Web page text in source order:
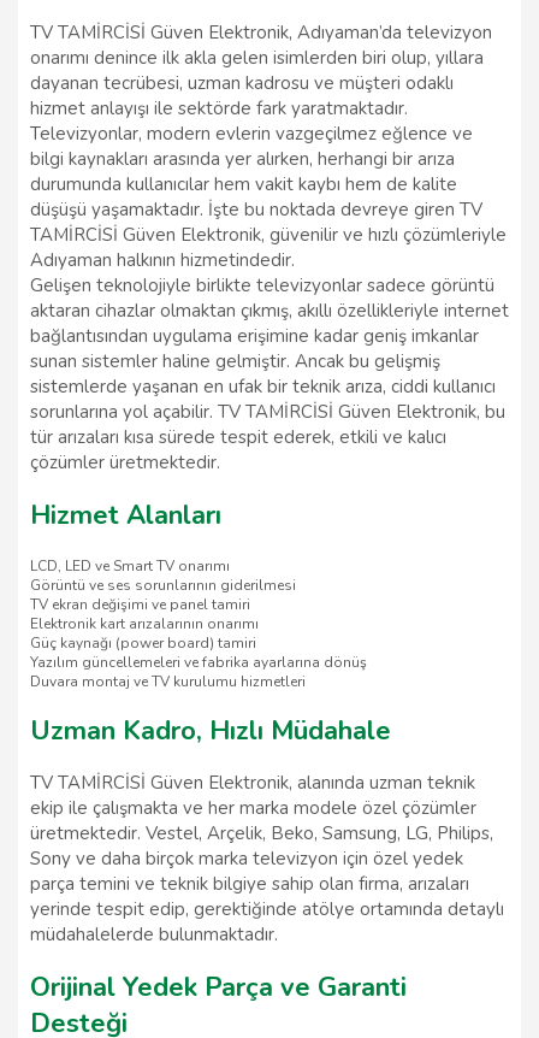
TV TAMİRCİSİ Güven Elektronik, Adıyaman’da televizyon
onarımı denince ilk akla gelen isimlerden biri olup, yıllara
dayanan tecrübesi, uzman kadrosu ve müşteri odaklı
hizmet anlayışı ile sektörde fark yaratmaktadır.
Televizyonlar, modern evlerin vazgeçilmez eğlence ve
bilgi kaynakları arasında yer alırken, herhangi bir arıza
durumunda kullanıcılar hem vakit kaybı hem de kalite
düşüşü yaşamaktadır. İşte bu noktada devreye giren TV
TAMİRCİSİ Güven Elektronik, güvenilir ve hızlı çözümleriyle
Adıyaman halkının hizmetindedir.
Gelişen teknolojiyle birlikte televizyonlar sadece görüntü
aktaran cihazlar olmaktan çıkmış, akıllı özellikleriyle internet
bağlantısından uygulama erişimine kadar geniş imkanlar
sunan sistemler haline gelmiştir. Ancak bu gelişmiş
sistemlerde yaşanan en ufak bir teknik arıza, ciddi kullanıcı
sorunlarına yol açabilir. TV TAMİRCİSİ Güven Elektronik, bu
tür arızaları kısa sürede tespit ederek, etkili ve kalıcı
çözümler üretmektedir.
Hizmet Alanları
LCD, LED ve Smart TV onarımı
Görüntü ve ses sorunlarının giderilmesi
TV ekran değişimi ve panel tamiri
Elektronik kart arızalarının onarımı
Güç kaynağı (power board) tamiri
Yazılım güncellemeleri ve fabrika ayarlarına dönüş
Duvara montaj ve TV kurulumu hizmetleri
Uzman Kadro, Hızlı Müdahale
TV TAMİRCİSİ Güven Elektronik, alanında uzman teknik
ekip ile çalışmakta ve her marka modele özel çözümler
üretmektedir. Vestel, Arçelik, Beko, Samsung, LG, Philips,
Sony ve daha birçok marka televizyon için özel yedek
parça temini ve teknik bilgiye sahip olan firma, arızaları
yerinde tespit edip, gerektiğinde atölye ortamında detaylı
müdahalelerde bulunmaktadır.
Orijinal Yedek Parça ve Garanti
Desteği